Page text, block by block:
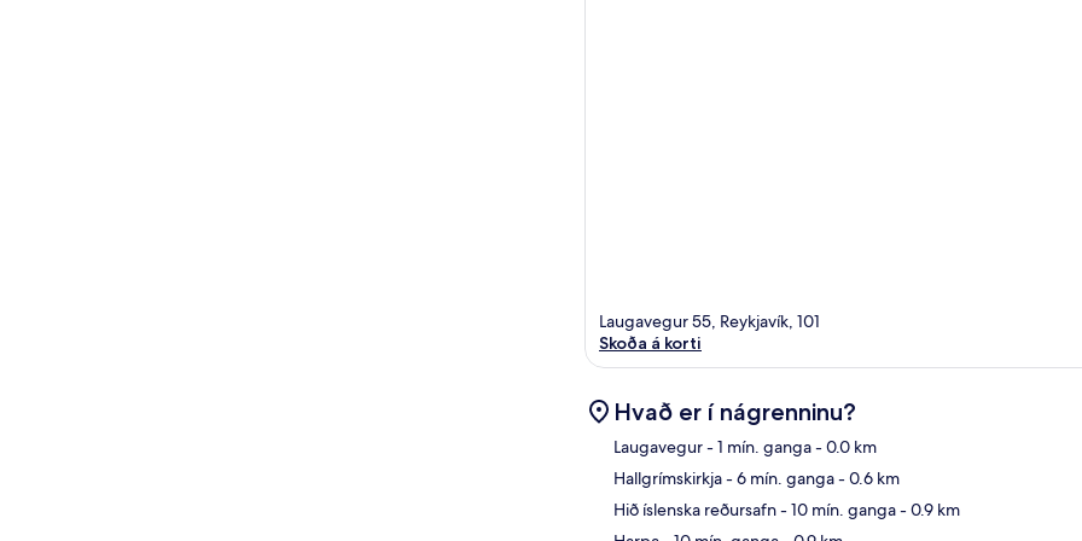
Laugavegur 55, Reykjavík, 101
Skoða á korti
Hvað er í nágrenninu?
Laugavegur- 1 mín. ganga- 0.0 km
Hallgrímskirkja- 6 mín. ganga- 0.6 km
Hið íslenska reðursafn- 10 mín. ganga- 0.9 km